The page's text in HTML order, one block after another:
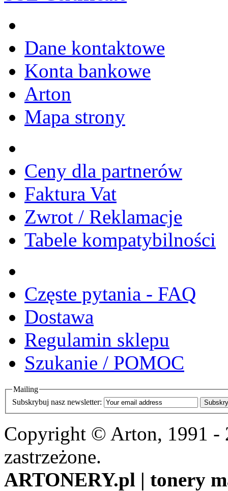
Dane kontaktowe
Konta bankowe
Arton
Mapa strony
Ceny dla partnerów
Faktura Vat
Zwrot / Reklamacje
Tabele kompatybilności
Częste pytania - FAQ
Dostawa
Regulamin sklepu
Szukanie / POMOC
Mailing
Subskrybuj nasz newsletter:
Copyright © Arton, 1991 -
zastrzeżone.
ARTONERY.pl | tonery